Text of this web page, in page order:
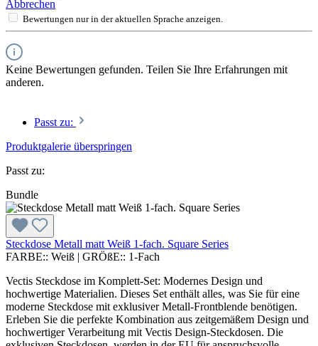
Abbrechen
Bewertungen nur in der aktuellen Sprache anzeigen.
Keine Bewertungen gefunden. Teilen Sie Ihre Erfahrungen mit
anderen.
Passt zu:
Produktgalerie überspringen
Passt zu:
Bundle
Steckdose Metall matt Weiß 1-fach. Square Series
FARBE:: Weiß | GRÖßE:: 1-Fach
Vectis Steckdose im Komplett-Set: Modernes Design und
hochwertige Materialien. Dieses Set enthält alles, was Sie für eine
moderne Steckdose mit exklusiver Metall-Frontblende benötigen.
Erleben Sie die perfekte Kombination aus zeitgemäßem Design und
hochwertiger Verarbeitung mit Vectis Design-Steckdosen. Die